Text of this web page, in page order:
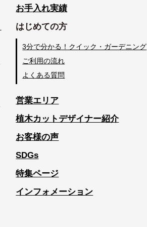
お手入れ実績
はじめての方
3分で分かる！クイック・ガーデニング
ご利用の流れ
よくある質問
営業エリア
植木カットデザイナー紹介
お客様の声
SDGs
特集ページ
インフォメーション